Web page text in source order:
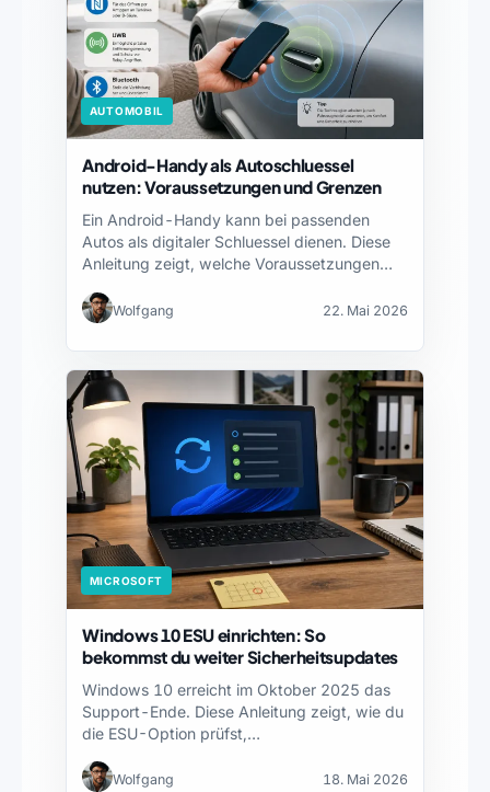
AUTOMOBIL
Android-Handy als Autoschluessel
nutzen: Voraussetzungen und Grenzen
Ein Android-Handy kann bei passenden
Autos als digitaler Schluessel dienen. Diese
Anleitung zeigt, welche Voraussetzungen
Wolfgang 22. Mai 2026
MICROSOFT
Windows 10 ESU einrichten: So
bekommst du weiter Sicherheitsupdates
Windows 10 erreicht im Oktober 2025 das
Support-Ende. Diese Anleitung zeigt, wie du
die ESU-Option prüfst,…
Wolfgang 18. Mai 2026